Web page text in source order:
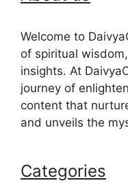
Welcome to
of spiritual
insights. At
journey of
content that
and unveils the
Categories